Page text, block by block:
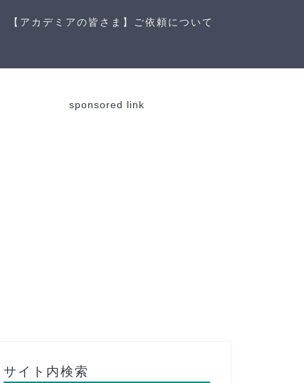
【アカデミアの皆さま】ご依頼について
sponsored link
サイト内検索